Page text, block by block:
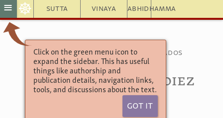
Sutta Vinaya Abhidhamma
≡ ☸
Click on the green menu icon to
expand the sidebar. This has useful
things like authorship and
publication details, navigation links,
tools, and discussions about the text.
Got It
Colección de discursos agrupados
numéricamente
4.206. Camino de diez
pasos